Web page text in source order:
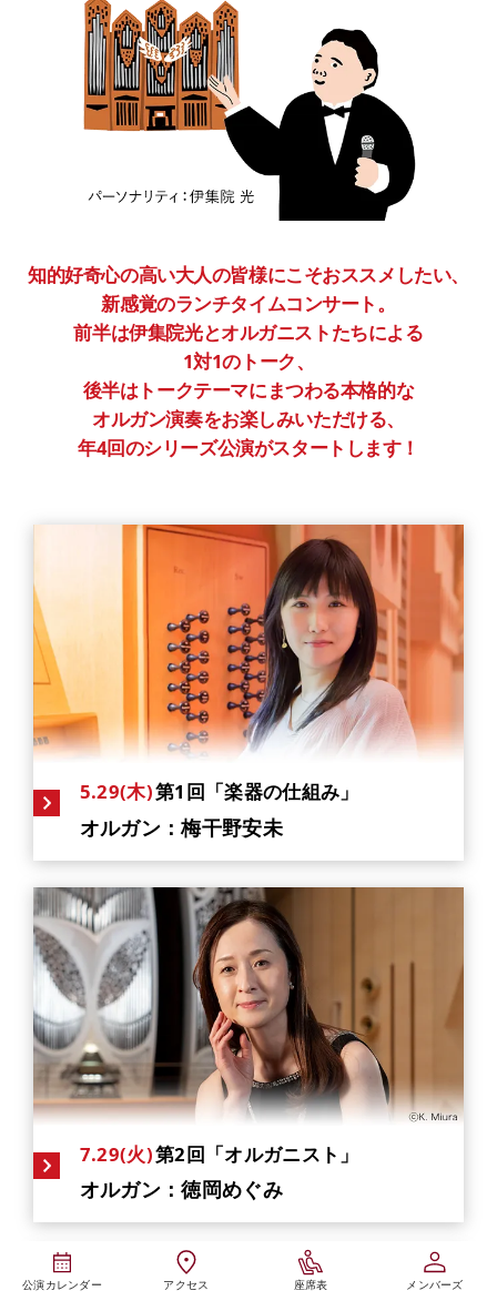
公演カレンダー アクセス 座席表 メンバーズ
知的好奇心の高い大人の皆様にこそおススメしたい、
新感覚のランチタイムコンサート。
前半は伊集院光とオルガニストたちによる
1対1のトーク、
後半はトークテーマにまつわる本格的な
オルガン演奏をお楽しみいただける、
年4回のシリーズ公演がスタートします！
5.29(木)第1回「楽器の仕組み」
オルガン：梅干野安未
7.29(火)第2回「オルガニスト」
オルガン：徳岡めぐみ